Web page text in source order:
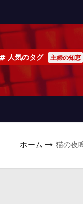
人気のタグ 主婦の知恵
ホーム 猫の夜